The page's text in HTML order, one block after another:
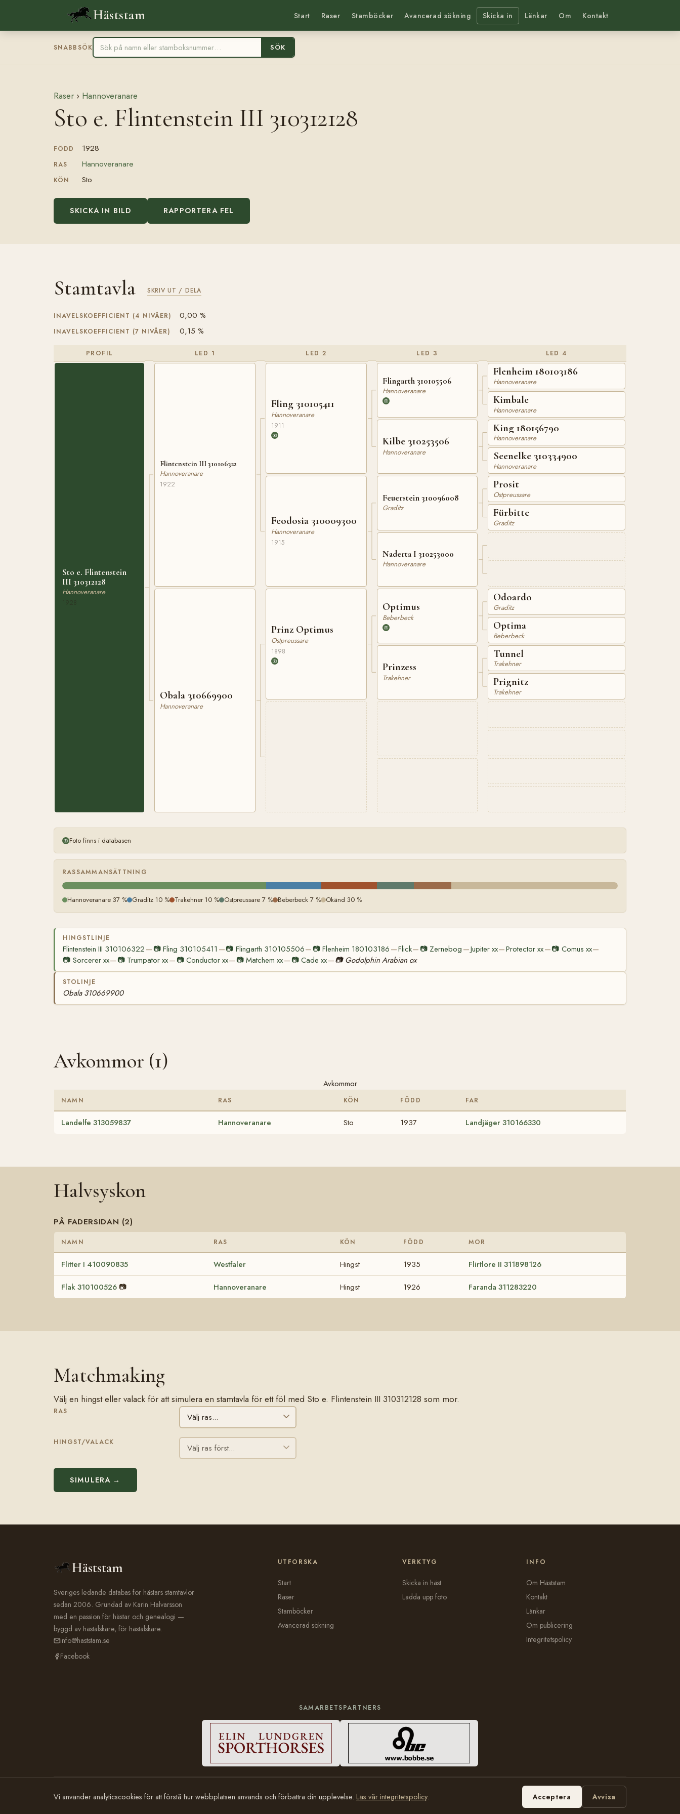
Häststam Start Raser Stamböcker Avancerad sökning Skicka in Länkar Om Kontakt
SNABBSÖK SÖK
Raser › Hannoveranare
Sto e. Flintenstein III 310312128
FÖDD 1928
RAS Hannoveranare
KÖN Sto
SKICKA IN BILD RAPPORTERA FEL
Stamtavla SKRIV UT / DELA
INAVELSKOEFFICIENT (4 NIVÅER) 0,00 %
INAVELSKOEFFICIENT (7 NIVÅER) 0,15 %
PROFIL
Sto e. Flintenstein
III 310312128
Hannoveranare
LED 1
Flintenstein III 310106322
Hannoveranare
1922
Obala 310669900
Hannoveranare
LED 2
Fling 310105411
Hannoveranare
1911
Feodosia 310009300
Hannoveranare
1915
Prinz Optimus
Ostpreussare
1898
LED 3
Flingarth 310105506
Hannoveranare
Kilbe 310253506
Hannoveranare
Feuerstein 310096008
Graditz
Naderta I 310253000
Hannoveranare
Optimus
Beberbeck
Prinzess
Trakehner
LED 4
Flenheim 180103186
Hannoveranare
Kimbale
Hannoveranare
King 180156790
Hannoveranare
Seenelke 310334900
Hannoveranare
Prosit
Ostpreussare
Fürbitte
Graditz
Odoardo
Graditz
Optima
Beberbeck
Tunnel
Trakehner
Prignitz
Trakehner
Foto finns i databasen
RASSAMMANSÄTTNING
Hannoveranare 37 % Graditz 10 % Trakehner 10 % Ostpreussare 7 % Beberbeck 7 % Okänd 30 %
HINGSTLINJE
Flintenstein III 310106322 — 📷Fling 310105411 —📷 Flingarth 310105506— 📷Flenheim 180103186 —Flick— 📷 Zernebog —Jupiter xx—Protector xx—📷 Comus xx—
📷 Sorcerer xx— 📷 Trumpator xx— 📷 Conductor xx— 📷 Matchem xx— 📷Cade xx—📷 Godolphin Arabian ox
STOLINJE
Obala 310669900
Avkommor (1)
Avkommor
NAMN RAS KÖN FÖDD FAR
Landelfe 313059837 Hannoveranare Sto 1937 Landjäger 310166330
Halvsyskon
PÅ FADERSIDAN (2)
NAMN RAS KÖN FÖDD MOR
Flitter I 410090835 Westfaler Hingst 1935 Flirtlore II 311898126
Flak 310100526 📷 Hannoveranare Hingst 1926 Faranda 311283220
Matchmaking
Välj en hingst eller valack för att simulera en stamtavla för ett föl med Sto e. Flintenstein III 310312128 som mor.
RAS
HINGST/VALACK
SIMULERA →
Häststam
Sveriges ledande databas för hästars stamtavlor
sedan 2006. Grundad av Karin Halvarsson
med en passion för hästar och genealogi —
byggd av hästälskare, för hästälskare.
info@haststam.se
Facebook
UTFORSKA
Start
Raser
Stamböcker
Avancerad sökning
VERKTYG
Skicka in häst
Ladda upp foto
INFO
Om Häststam
Kontakt
Länkar
Om publicering
Integritetspolicy
SAMARBETSPARTNERS
© 2006–2026 Häststam.se · Grundad av Karin Halvarsson Hosting: Bobbe Consulting
Vi använder analyticscookies för att förstå hur webbplatsen används och förbättra din upplevelse. Läs vår integritetspolicy. Acceptera Avvisa